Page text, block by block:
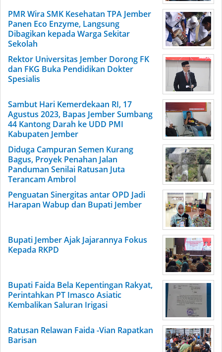
PMR Wira SMK Kesehatan TPA Jember
Panen Eco Enzyme, Langsung
Dibagikan kepada Warga Sekitar
Sekolah
Rektor Universitas Jember Dorong FK
dan FKG Buka Pendidikan Dokter
Spesialis
Sambut Hari Kemerdekaan RI, 17
Agustus 2023, Bapas Jember Sumbang
44 Kantong Darah ke UDD PMI
Kabupaten Jember
Diduga Campuran Semen Kurang
Bagus, Proyek Penahan Jalan
Panduman Senilai Ratusan Juta
Terancam Ambrol
Penguatan Sinergitas antar OPD Jadi
Harapan Wabup dan Bupati Jember
Bupati Jember Ajak Jajarannya Fokus
Kepada RKPD
Bupati Faida Bela Kepentingan Rakyat,
Perintahkan PT Imasco Asiatic
Kembalikan Saluran Irigasi
Ratusan Relawan Faida -Vian Rapatkan
Barisan